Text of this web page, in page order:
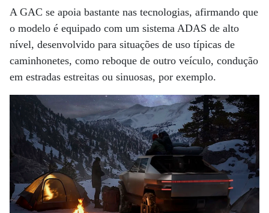
A GAC se apoia bastante nas tecnologias, afirmando que
o modelo é equipado com um sistema ADAS de alto
nível, desenvolvido para situações de uso típicas de
caminhonetes, como reboque de outro veículo, condução
em estradas estreitas ou sinuosas, por exemplo.